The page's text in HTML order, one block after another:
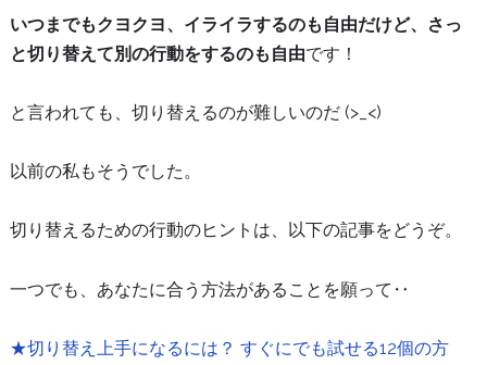
いつまでもクヨクヨ、イライラするのも自由だけど、さっ
と切り替えて別の行動をするのも自由です！
と言われても、切り替えるのが難しいのだ (>_<)
以前の私もそうでした。
切り替えるための行動のヒントは、以下の記事をどうぞ。
一つでも、あなたに合う方法があることを願って‥
★切り替え上手になるには？ すぐにでも試せる12個の方